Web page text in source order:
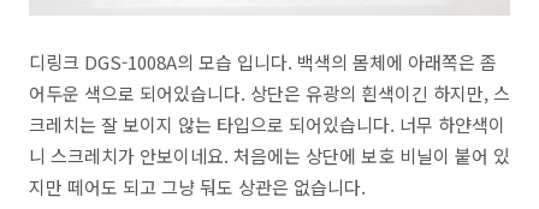
디링크 DGS-1008A의 모습 입니다. 백색의 몸체에 아래쪽은 좀
어두운 색으로 되어있습니다. 상단은 유광의 흰색이긴 하지만, 스
크레치는 잘 보이지 않는 타입으로 되어있습니다. 너무 하얀색이
니 스크레치가 안보이네요. 처음에는 상단에 보호 비닐이 붙어 있
지만 떼어도 되고 그냥 둬도 상관은 없습니다.